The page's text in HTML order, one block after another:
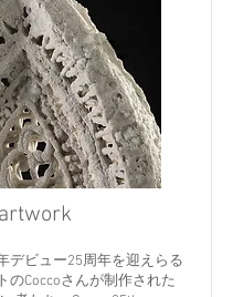
デビュー25周年を迎えらる
のCoccoさんが制作された